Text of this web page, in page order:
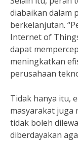
diabaikan dalam
berkelanjutan.
Internet of
dapat
meningkatkan
perusahaan
Tidak hanya itu,
masyarakat juga
tidak boleh
diberdayakan